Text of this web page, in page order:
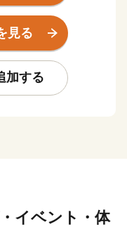
石の雄大な自然美に
木灘県立自然公園の
17℃前後と気候は
と大橋開通により
見る
加する
イベント・体